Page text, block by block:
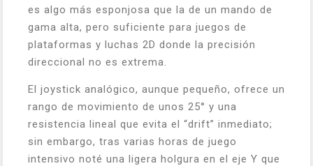
es algo más esponjosa que la de un mando de
gama alta, pero suficiente para juegos de
plataformas y luchas 2D donde la precisión
direccional no es extrema.
El joystick analógico, aunque pequeño, ofrece un
rango de movimiento de unos 25° y una
resistencia lineal que evita el “drift” inmediato;
sin embargo, tras varias horas de juego
intensivo noté una ligera holgura en el eje Y que